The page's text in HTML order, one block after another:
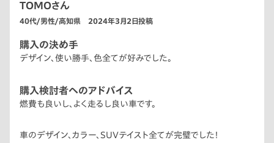
TOMOさん
40代/男性/高知県 2024年3月2日投稿
購入の決め手
デザイン、使い勝手、色全てが好みでした。
購入検討者へのアドバイス
燃費も良いし、よく走るし良い車です。
車のデザイン、カラー、SUVテイスト全てが完璧でした！